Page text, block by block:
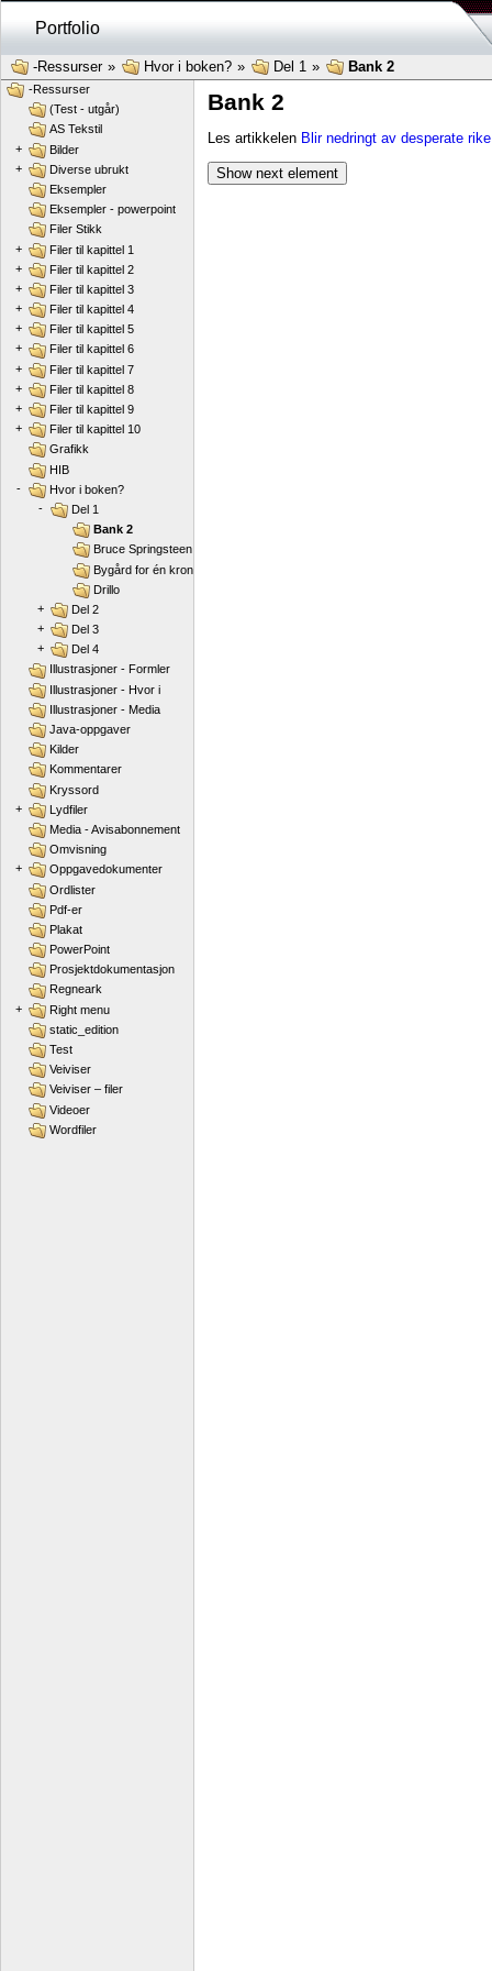
Portfolio
-Ressurser» Hvor i boken? » Del 1 » Bank 2
Bank 2
Les artikkelen Blir nedringt av desperate
Show next element
-Ressurser
(Test - utgår)
AS Tekstil
+
Bilder
+
Diverse ubrukt
Eksempler
Eksempler - powerpoint
Filer Stikk
+
Filer til kapittel 1
+
Filer til kapittel 2
+
Filer til kapittel 3
+
Filer til kapittel 4
+
Filer til kapittel 5
+
Filer til kapittel 6
+
Filer til kapittel 7
+
Filer til kapittel 8
+
Filer til kapittel 9
+
Filer til kapittel 10
Grafikk
HIB
-
Hvor i boken?
-
Del 1
Bank 2
Bruce Springsteen
Bygård for én krone
Drillo
+
Del 2
+
Del 3
+
Del 4
Illustrasjoner - Formler
Illustrasjoner - Hvor i
Illustrasjoner - Media
Java-oppgaver
Kilder
Kommentarer
Kryssord
+
Lydfiler
Media - Avisabonnement
Omvisning
+
Oppgavedokumenter
Ordlister
Pdf-er
Plakat
PowerPoint
Prosjektdokumentasjon
Regneark
+
Right menu
static_edition
Test
Veiviser
Veiviser – filer
Videoer
Wordfiler